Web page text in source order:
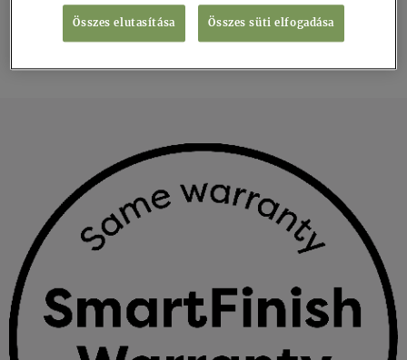
eszköz
ök
Összes elutasítása Összes süti elfogadása